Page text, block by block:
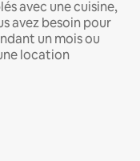
avec une cuisine,
avez besoin pour
un mois ou
location